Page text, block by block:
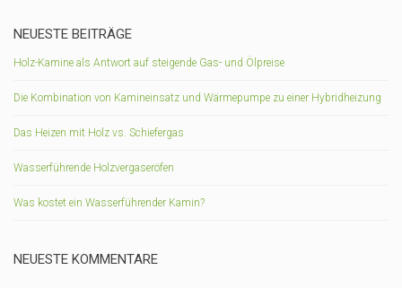
NEUESTE BEITRÄGE
Holz-Kamine als Antwort auf steigende Gas- und Ölpreise
Die Kombination von Kamineinsatz und Wärmepumpe zu einer Hybridheizung
Das Heizen mit Holz vs. Schiefergas
Wasserführende Holzvergaseröfen
Was kostet ein Wasserführender Kamin?
NEUESTE KOMMENTARE